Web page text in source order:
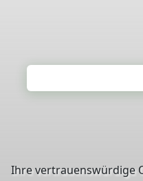
Ihre vertrauenswürdige